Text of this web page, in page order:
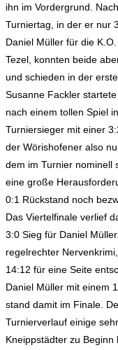
ihn im Vordergrund.
Turniertag, in der er nur
Daniel Müller für die
Tezel, konnten beide
und schieden in der
Susanne Fackler
nach einem tollen Spiel
Turniersieger mit einer
der Wörishofener also
dem im Turnier nominell
eine große
0:1 Rückstand noch
Das Viertelfinale verlief
3:0 Sieg für Daniel
regelrechter
14:12 für eine Seite
Daniel Müller mit einem
stand damit im Finale.
Turnierverlauf einige
Kneippstädter zu